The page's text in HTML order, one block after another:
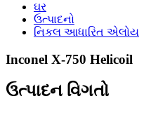
ઘર
ઉત્પાદનો
નિકલ આધારિત એલોય
Inconel X-750 Helicoil
ઉત્પાદન વિગતો